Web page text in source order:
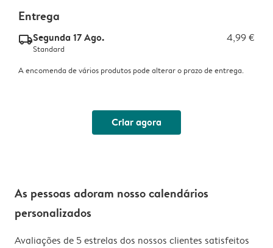
Entrega
delivery_standard_v2Segunda 17 Ago. 4,99 €
Standard
A encomenda de vários produtos pode alterar o prazo de entrega.
Criar agora
As pessoas adoram nosso calendários
personalizados
Avaliações de 5 estrelas dos nossos clientes satisfeitos